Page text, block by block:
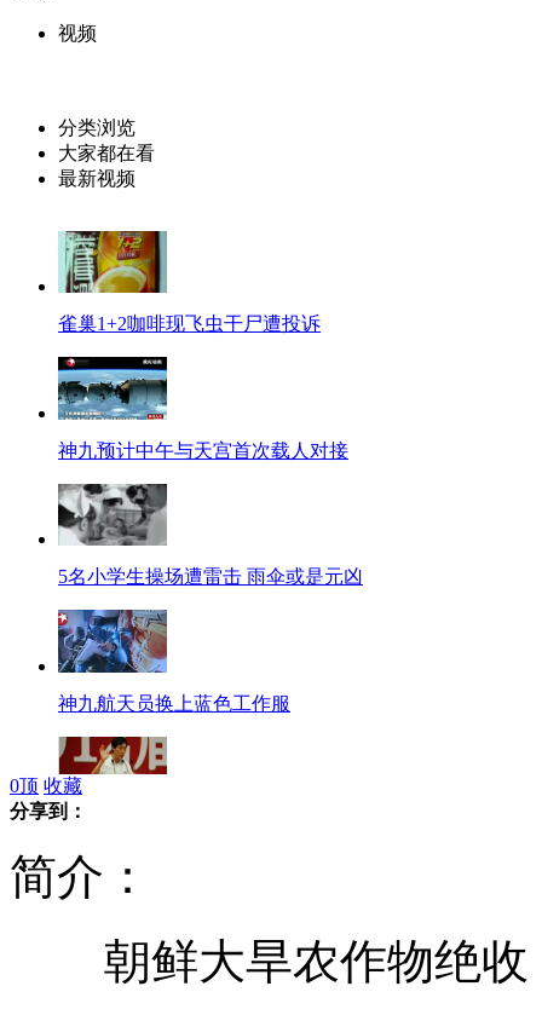
视频
分类浏览
大家都在看
最新视频
雀巢1+2咖啡现飞虫干尸遭投诉
神九预计中午与天宫首次载人对接
5名小学生操场遭雷击 雨伞或是元凶
神九航天员换上蓝色工作服
浴盐造就“食人魔”
0顶 收藏
分享到：
简介：
朝鲜大旱农作物绝收